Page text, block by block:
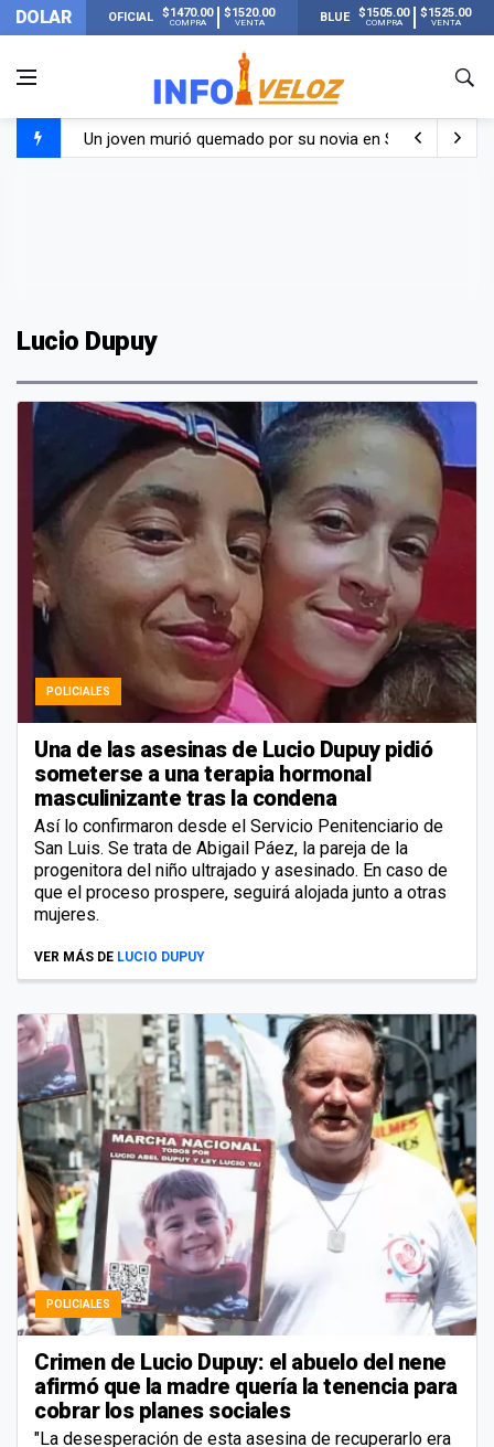
DOLAR OFICIAL $1470.00
COMPRA
$1520.00
VENTA BLUE $1505.00
COMPRA
$1525.00
VENTA
Un joven murió quemado por su novia en San Luis:
Lucio Dupuy
POLICIALES
Una de las asesinas de Lucio Dupuy pidió
someterse a una terapia hormonal
masculinizante tras la condena
Así lo confirmaron desde el Servicio Penitenciario de
San Luis. Se trata de Abigail Páez, la pareja de la
progenitora del niño ultrajado y asesinado. En caso de
que el proceso prospere, seguirá alojada junto a otras
mujeres.
VER MÁS DE LUCIO DUPUY
POLICIALES
Crimen de Lucio Dupuy: el abuelo del nene
afirmó que la madre quería la tenencia para
cobrar los planes sociales
"La desesperación de esta asesina de recuperarlo era